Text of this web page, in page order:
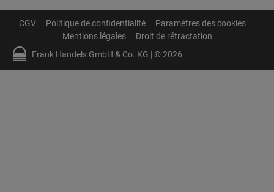
Frank Handels GmbH & Co. KG | © 2026
CGV Politique de confidentialité
Paramètres des cookies
Mentions légales
Droit de rétractation